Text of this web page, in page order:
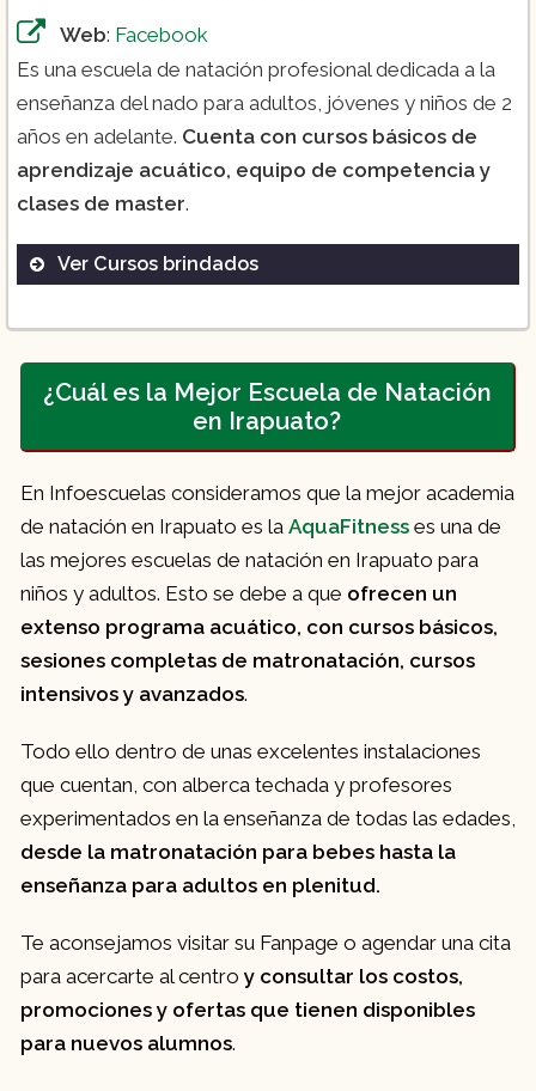
Web: Facebook
Es una escuela de natación profesional dedicada a la
enseñanza del nado para adultos, jóvenes y niños de 2
años en adelante. Cuenta con cursos básicos de
aprendizaje acuático, equipo de competencia y
clases de master.
Ver Cursos brindados
Curso de natación ($950):
-Mensualidad($550).
¿Cuál es la Mejor Escuela de Natación
en Irapuato?
En Infoescuelas consideramos que la mejor academia
de natación en Irapuato es la AquaFitness es una de
las mejores escuelas de natación en Irapuato para
niños y adultos. Esto se debe a que ofrecen un
extenso programa acuático, con cursos básicos,
sesiones completas de matronatación, cursos
intensivos y avanzados.
Todo ello dentro de unas excelentes instalaciones
que cuentan, con alberca techada y profesores
experimentados en la enseñanza de todas las edades,
desde la matronatación para bebes hasta la
enseñanza para adultos en plenitud.
Te aconsejamos visitar su Fanpage o agendar una cita
para acercarte al centro y consultar los costos,
promociones y ofertas que tienen disponibles
para nuevos alumnos.